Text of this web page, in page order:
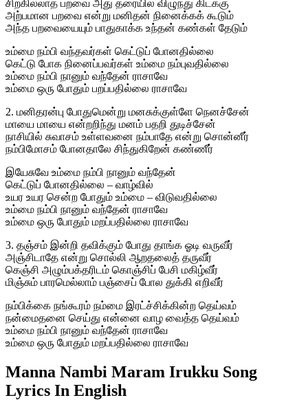
சிறகில்லாத பறவை அது தரையில் விழுந்து கிடக்கு
அற்பமான பறவை என்று மனிதன் நினைக்கக் கூடும்
அந்த பறவையையும் பாதுகாக்க உந்தன் கண்கள் தேடும்
உம்மை நம்பி வந்தவர்கள் கெட்டுப் போனதில்லை
கெட்டு போக நினைப்பவர்கள் உம்மை நம்புவதில்லை
உம்மை நம்பி நானும் வந்தேன் ராசாவே
உம்மை ஒரு போதும் பறப்பதில்லை ராசாவே
2. மனிதரன்பு போதுமென்று மனசுக்குள்ளே நெனச்சேன்
மாயை மாயை என்றறிந்து மனம் பதறி துடிச்சேன்
நாசியில் சுவாசம் உள்ளவனை நம்பாதே என்று சொன்னீர்
நம்பிமோசம் போனதாலே சிந்துகிறேன் கண்ணீர்
இயேசுவே உம்மை நம்பி நானும் வந்தேன்
கெட்டுப் போனதில்லை – வாழ்வில்
உயர உயர சென்ற போதும் உம்மை – விடுவதில்லை
உம்மை நம்பி நானும் வந்தேன் ராசாவே
உம்மை ஒரு போதும் மறப்பதில்லை ராசாவே
3. தஞ்சம் இன்றி தவிக்கும் போது தாங்க ஓடி வருவீர்
அஞ்சிடாதே என்று சொல்லி ஆறதலைத் தருவீர்
கெஞ்சி அழும்பக்தரிடம் கொஞ்சிப் பேசி மகிழ்வீர்
மிஞ்சும் பாரமெல்லாம் பஞ்சைப் போல துக்கி எறிவீர்
நம்பிக்கை நங்கூரம் நம்மை இரட்ச்சிக்கின்ற தெய்வம்
நன்மைதனை செய்து என்னை வாழ வைத்த தெய்வம்
உம்மை நம்பி நானும் வந்தேன் ராசாவே
உம்மை ஒரு போதும் மறப்பதில்லை ராசாவே
Manna Nambi Maram Irukku Song
Lyrics In English